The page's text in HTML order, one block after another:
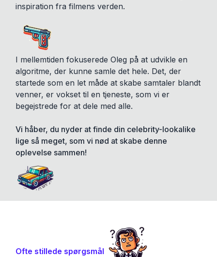
inspiration fra filmens verden.
I mellemtiden fokuserede Oleg på at udvikle en
algoritme, der kunne samle det hele. Det, der
startede som en let måde at skabe samtaler blandt
venner, er vokset til en tjeneste, som vi er
begejstrede for at dele med alle.
Vi håber, du nyder at finde din celebrity-lookalike
lige så meget, som vi nød at skabe denne
oplevelse sammen!
Ofte stillede spørgsmål